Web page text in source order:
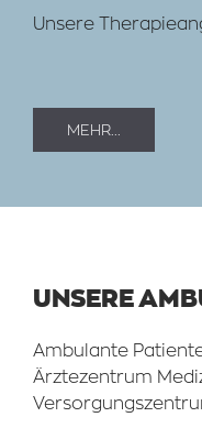
Unsere
MEHR...
UNSERE
Ambulante
Ärztezentrum